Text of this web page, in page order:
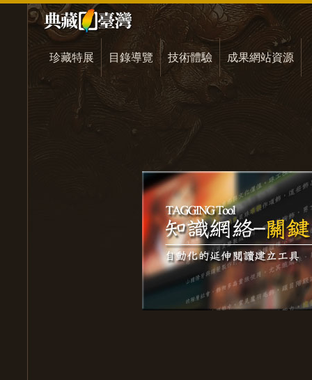
珍藏特展 目錄導覽 技術體驗 成果網站資源